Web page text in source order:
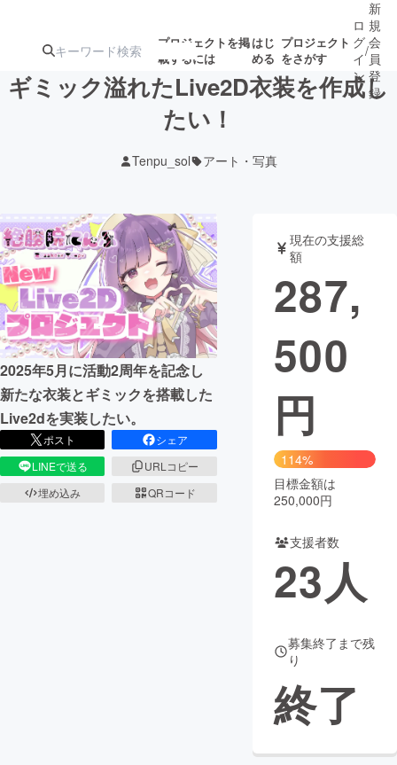
プロジェクトを掲
載するには
はじ
める
プロジェクト
をさがす
ジェクト
募集終了が近いプ
ロジェクト
アート・写真 音楽
テクノロジー・ガジェット ゲーム・サ
映像・映画
ビジネス・起業
まちづくり・地域活性化
CAMPFIRE for Social Good
CAMPFIRE Creation
コミュニティ
ロ
グ
イ
ン
/
新
規
会
員
登
録
ギミック溢れたLive2D衣装を作成し
たい！
Tenpu_sol アート・写真
2025年5月に活動2周年を記念し
新たな衣装とギミックを搭載した
Live2dを実装したい。
ポスト
シェア
LINEで送る
URLコピー
埋め込み
QRコード
現在の支援総
額
287,
500
円
114%
目標金額は
250,000円
支援者数
23人
募集終了まで残
り
終了